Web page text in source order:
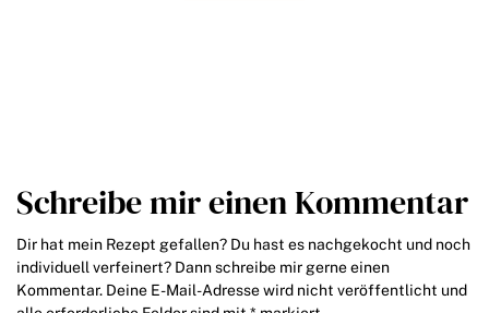
Schreibe mir einen Kommentar
Dir hat mein Rezept gefallen? Du hast es nachgekocht und noch
individuell verfeinert? Dann schreibe mir gerne einen
Kommentar. Deine E-Mail-Adresse wird nicht veröffentlicht und